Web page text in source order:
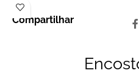
Compartilhar